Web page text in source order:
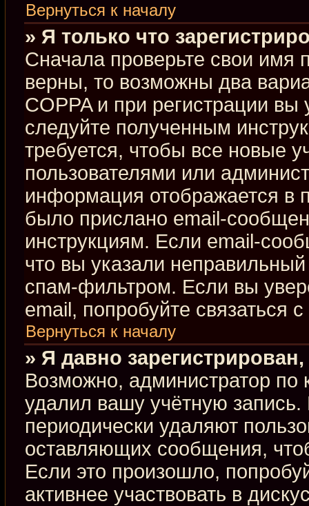
Вернуться к началу
» Я только что
Сначала проверьте свои имя
верны, то возможны два
COPPA и при регистрации
следуйте полученным
требуется, чтобы все новые
пользователями или
информация отображается в
было прислано email-
инструкциям. Если email-
что вы указали
спам-фильтром. Если вы
email, попробуйте связаться
Вернуться к началу
» Я давно
Возможно, администратор по
удалил вашу учётную
периодически удаляют
оставляющих сообщения,
Если это произошло,
активнее участвовать в